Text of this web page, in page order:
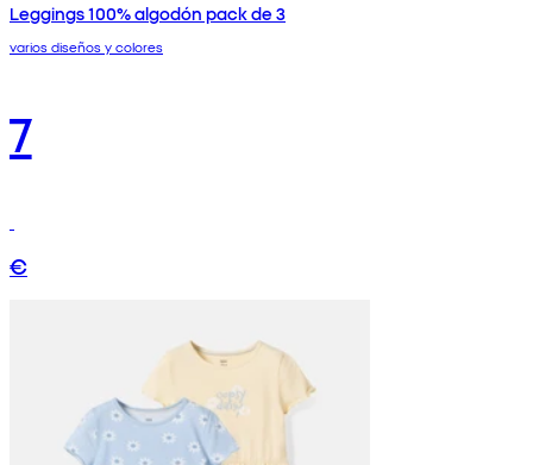
Leggings 100% algodón pack de 3
varios diseños y colores
7
€